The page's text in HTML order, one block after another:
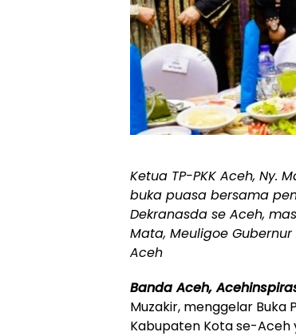
Ketua TP-PKK Aceh, Ny.
buka puasa bersama
Dekranasda se Aceh,
Mata, Meuligoe
Aceh
Banda Aceh,
Muzakir, menggelar Buka
Kabupaten Kota se-Aceh